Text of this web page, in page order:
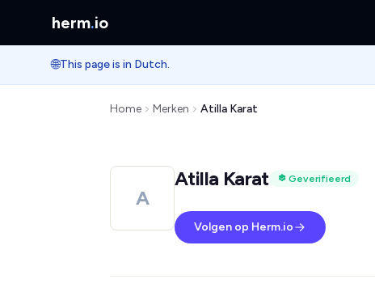
herm.io
🌐This page is in Dutch.
Home Merken Atilla Karat
A
Atilla Karat Geverifieerd
Volgen op Herm.io